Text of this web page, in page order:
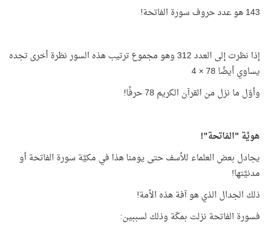
143 هو عدد حروف سورة الفاتحة!
إذا نظرت إلى العدد 312 وهو مجموع ترتيب هذه السور نظرة أخرى تجده
يساوي أيضًا 78 × 4
وأوّل ما نزل من القرآن الكريم 78 حرفًا!
هويَّة "الفاتحة"!
يجادل بعض العلماء للأسف حتى يومنا هذا في مكيَّة سورة الفاتحة أو
مدنيَّتها!
ذلك الجدال الذي هو آفة هذه الأمة!
فسورة الفاتحة نزلت بمكّة وذلك لسببين: